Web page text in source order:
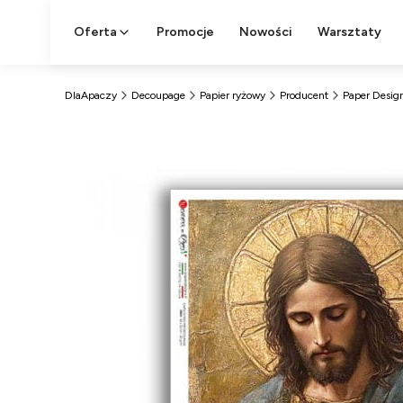
Oferta Promocje Nowości Warsztaty
DlaApaczy Decoupage Papier ryżowy Producent Paper